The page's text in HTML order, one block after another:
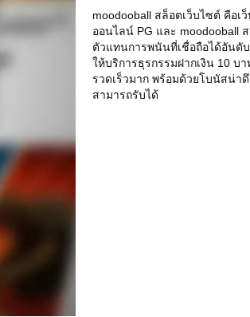
moodooball สล็อตเว็บไซต์ คือเ
ออนไลน์ PG และ moodooball
ตัวแทนการพนันที่เชื่อถือได้อันดั
ให้บริการธุรกรรมฝากเงิน 10 บ
รวดเร็วมาก พร้อมด้วยโบนัสน่า
สามารถรับได้